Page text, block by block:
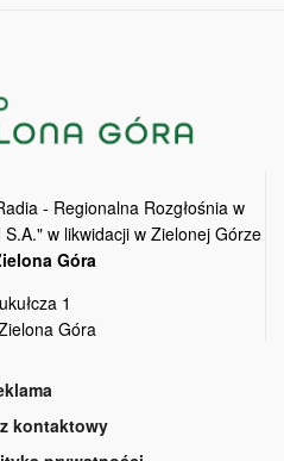
- Regionalna Rozgłośnia w
w likwidacji w Zielonej Górze
Góra
1
Góra
kontaktowy